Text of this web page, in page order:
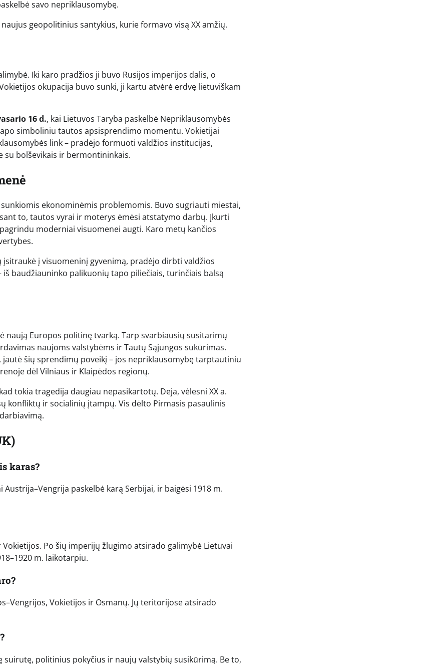
savo nepriklausomybę.
geopolitinius santykius, kurie formavo visą XX amžių.
Iki karo pradžios ji buvo Rusijos imperijos dalis, o
okupacija buvo sunki, ji kartu atvėrė erdvę lietuviškam
16 d., kai Lietuvos Taryba paskelbė Nepriklausomybės
simboliniu tautos apsisprendimo momentu. Vokietijai
link – pradėjo formuoti valdžios institucijas,
su bolševikais ir bermontininkais.
ekonominėmis problemomis. Buvo sugriauti miestai,
to, tautos vyrai ir moterys ėmėsi atstatymo darbų. Įkurti
moderniai visuomenei augti. Karo metų kančios
į visuomeninį gyvenimą, pradėjo dirbti valdžios
baudžiauninko palikuonių tapo piliečiais, turinčiais balsą
naują Europos politinę tvarką. Tarp svarbiausių susitarimų
naujoms valstybėms ir Tautų Sąjungos sukūrimas.
šių sprendimų poveikį – jos nepriklausomybę tarptautiniu
dėl Vilniaus ir Klaipėdos regionų.
tokia tragedija daugiau nepasikartotų. Deja, vėlesni XX a.
konfliktų ir socialinių įtampų. Vis dėlto Pirmasis pasaulinis
karas?
paskelbė karą Serbijai, ir baigėsi 1918 m.
Po šių imperijų žlugimo atsirado galimybė Lietuvai
m. laikotarpiu.
Vokietijos ir Osmanų. Jų teritorijose atsirado
politinius pokyčius ir naujų valstybių susikūrimą. Be to,